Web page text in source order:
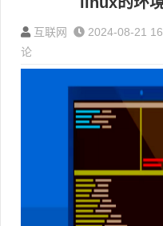
互联网 2024-08-21
论